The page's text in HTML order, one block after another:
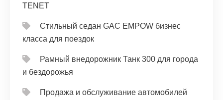
TENET
Стильный седан GAC EMPOW бизнес
класса для поездок
Рамный внедорожник Танк 300 для города
и бездорожья
Продажа и обслуживание автомобилей